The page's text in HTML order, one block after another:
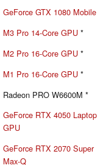
GeForce GTX 1080 Mobile
M3 Pro 14-Core GPU *
M2 Pro 16-Core GPU *
M1 Pro 16-Core GPU *
Radeon PRO W6600M *
GeForce RTX 4050 Laptop
GPU
GeForce RTX 2070 Super
Max-Q